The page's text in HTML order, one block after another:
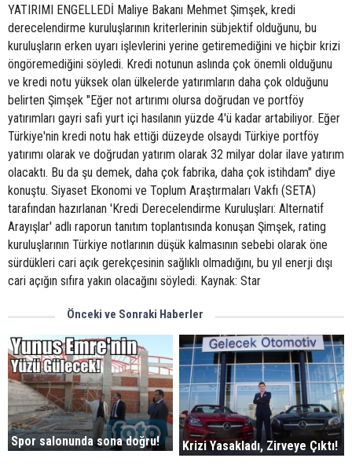
YATIRIMI ENGELLEDİ Maliye Bakanı Mehmet Şimşek, kredi
derecelendirme kuruluşlarının kriterlerinin sübjektif olduğunu, bu
kuruluşların erken uyarı işlevlerini yerine getiremediğini ve hiçbir krizi
öngöremediğini söyledi. Kredi notunun aslında çok önemli olduğunu
ve kredi notu yüksek olan ülkelerde yatırımların daha çok olduğunu
belirten Şimşek "Eğer not artırımı olursa doğrudan ve portföy
yatırımları gayri safi yurt içi hasılanın yüzde 4'ü kadar artabiliyor. Eğer
Türkiye'nin kredi notu hak ettiği düzeyde olsaydı Türkiye portföy
yatırımı olarak ve doğrudan yatırım olarak 32 milyar dolar ilave yatırım
olacaktı. Bu da şu demek, daha çok fabrika, daha çok istihdam" diye
konuştu. Siyaset Ekonomi ve Toplum Araştırmaları Vakfı (SETA)
tarafından hazırlanan 'Kredi Derecelendirme Kuruluşları: Alternatif
Arayışlar' adlı raporun tanıtım toplantısında konuşan Şimşek, rating
kuruluşlarının Türkiye notlarının düşük kalmasının sebebi olarak öne
sürdükleri cari açık gerekçesinin sağlıklı olmadığını, bu yıl enerji dışı
cari açığın sıfıra yakın olacağını söyledi. Kaynak: Star
Önceki ve Sonraki Haberler
Spor salonunda sona doğru! Krizi Yasakladı, Zirveye Çıktı!